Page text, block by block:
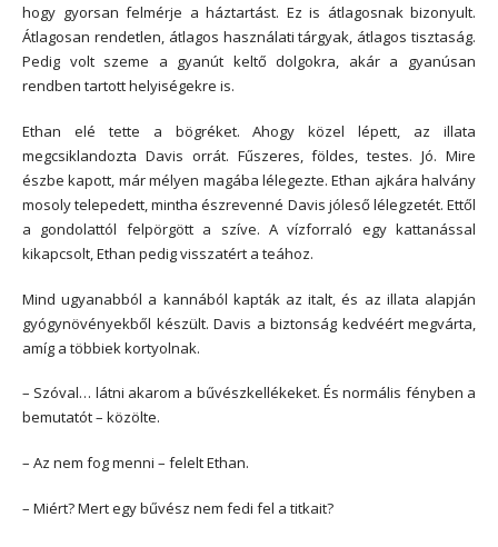
hogy gyorsan felmérje a háztartást. Ez is átlagosnak bizonyult.
Átlagosan rendetlen, átlagos használati tárgyak, átlagos tisztaság.
Pedig volt szeme a gyanút keltő dolgokra, akár a gyanúsan
rendben tartott helyiségekre is.
Ethan elé tette a bögréket. Ahogy közel lépett, az illata
megcsiklandozta Davis orrát. Fűszeres, földes, testes. Jó. Mire
észbe kapott, már mélyen magába lélegezte. Ethan ajkára halvány
mosoly telepedett, mintha észrevenné Davis jóleső lélegzetét. Ettől
a gondolattól felpörgött a szíve. A vízforraló egy kattanással
kikapcsolt, Ethan pedig visszatért a teához.
Mind ugyanabból a kannából kapták az italt, és az illata alapján
gyógynövényekből készült. Davis a biztonság kedvéért megvárta,
amíg a többiek kortyolnak.
– Szóval… látni akarom a bűvészkellékeket. És normális fényben a
bemutatót – közölte.
– Az nem fog menni – felelt Ethan.
– Miért? Mert egy bűvész nem fedi fel a titkait?